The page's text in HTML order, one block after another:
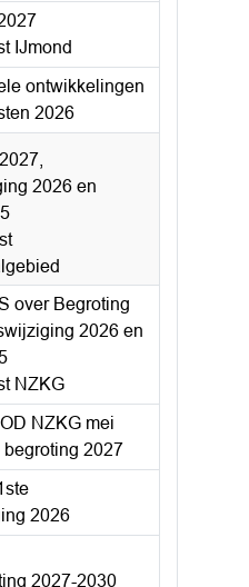
IJmond
ontwikkelingen
2026
2026 en
over Begroting
2026 en
NZKG
NZKG mei
2027
2026
2027-2030